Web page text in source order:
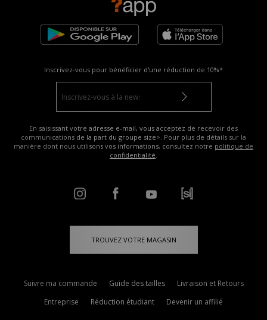
Inscrivez-vous pour bénéficier d'une réduction de 10%*
En saisissant votre adresse e-mail, vous acceptez de recevoir des
communications de la part du groupe size>. Pour plus de détails sur la
manière dont nous utilisons vos informations, consultez notre politique de
confidentialité.
TROUVEZ VOTRE MAGASIN
Suivre ma commande Guide des tailles
Livraison et Retours
Entreprise
Réduction étudiant Devenir un affilié